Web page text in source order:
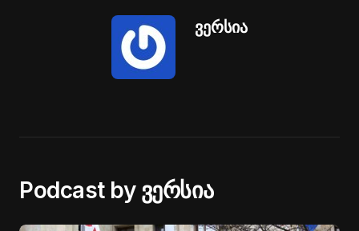
ვერსია
Podcast by ვერსია